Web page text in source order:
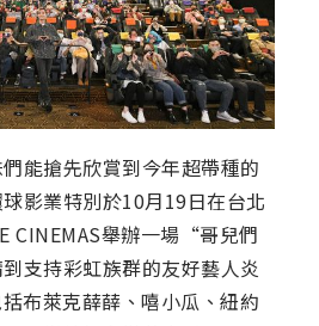
能搶先欣賞到今年超帶種的
影業特別於10月19日在台北
CINEMAS舉辦一場“哥兒們
支持彩虹族群的友好藝人炎
布萊克薛薛、嘻小瓜、紐約